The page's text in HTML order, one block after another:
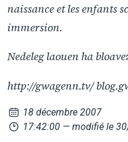
naissance et les enfants
immersion.
Nedeleg laouen ha
http://gwagenn.tv/
18 décembre 2007
17:42:00 — modifié le